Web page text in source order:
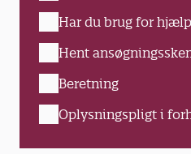
Har du brug for
Hent
Beretning
Oplysningspligt i